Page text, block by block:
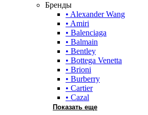
Бренды
• Alexander Wang
• Amiri
• Balenciaga
• Balmain
• Bentley
• Bottega Venetta
• Brioni
• Burberry
• Cartier
• Cazal
Показать еще